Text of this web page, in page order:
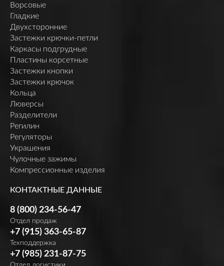
Ворсовые
Гладкие
Двухсторонние
Застежки крючки-петли
Каркасы подгрудные
Пластины корсетные
Застежки кнопки
Застежки крючок
Кольца
Люверсы
Разделители
Регилин
Регуляторы
Украшения
Чулочные зажимы
Компрессионные изделия
КОНТАКТНЫЕ ДАННЫЕ
8 (800) 234-56-47
Отдел продаж
+7 (915) 363-65-87
Техподдержка
+7 (985) 231-87-75